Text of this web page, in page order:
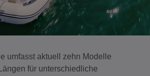
umfasst aktuell zehn Modelle
für unterschiedliche